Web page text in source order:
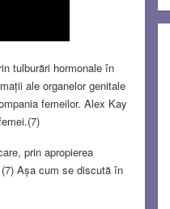
tulburări hormonale în
ale organelor genitale
femeilor. Alex Kay
prin apropierea
Așa cum se discută în